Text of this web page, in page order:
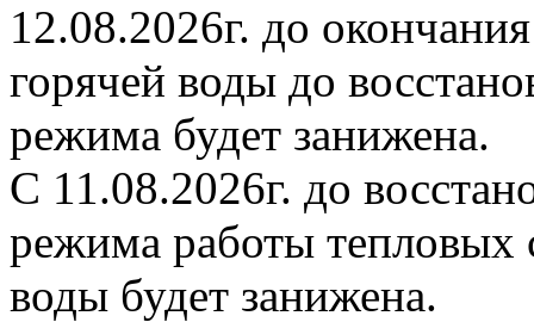
12.08.2026г. до
горячей воды до
режима будет занижена.
С 11.08.2026г. до
режима работы тепловых
воды будет занижена.